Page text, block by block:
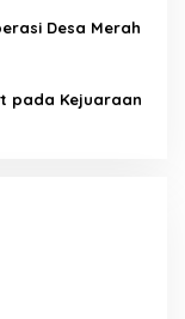
Desa Merah
pada Kejuaraan